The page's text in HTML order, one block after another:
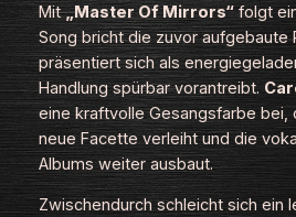
Mit„Master Of Mirrors“folgt
Song bricht die zuvor aufgebaute
präsentiert sich als
Handlung spürbar vorantreibt.
eine kraftvolle Gesangsfarbe bei,
neue Facette verleiht und die
Albums weiter ausbaut.
Zwischendurch schleicht sich ein